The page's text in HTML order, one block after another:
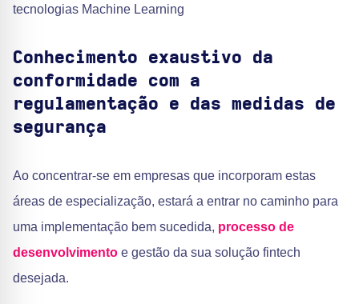
tecnologias Machine Learning
Conhecimento exaustivo da
conformidade com a
regulamentação e das medidas de
segurança
Ao concentrar-se em empresas que incorporam estas
áreas de especialização, estará a entrar no caminho para
uma implementação bem sucedida, processo de
desenvolvimento e gestão da sua solução fintech
desejada.